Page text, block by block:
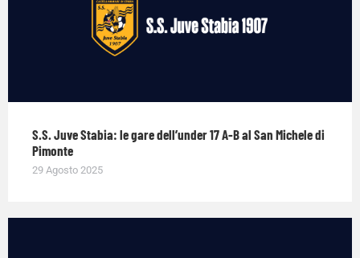
S.S. Juve Stabia: le gare dell’under 17 A-B al San Michele di
Pimonte
29 Agosto 2025